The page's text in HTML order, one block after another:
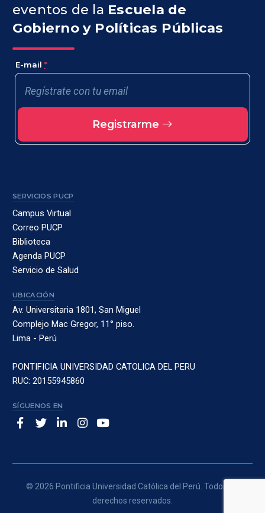
eventos de la Escuela de
Gobierno y Políticas Públicas
E-mail *
Registrarme
SERVICIOS PUCP
Campus Virtual
Correo PUCP
Biblioteca
Agenda PUCP
Servicio de Salud
UBICACIÓN
Av. Universitaria 1801, San Miguel
Complejo Mac Gregor, 11° piso.
Lima - Perú
PONTIFICIA UNIVERSIDAD CATOLICA DEL PERU
RUC: 20155945860
SÍGUENOS EN
© 2026 Pontificia Universidad Católica del Perú. Todos los
derechos reservados.